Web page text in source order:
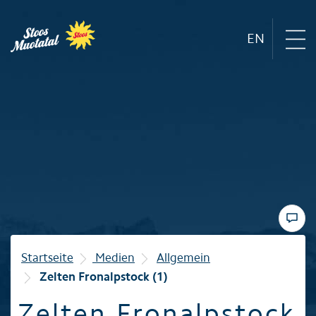
EN
Winter
Familie
Startseite Medien
Allgemein
Zelten Fronalpstock (1)